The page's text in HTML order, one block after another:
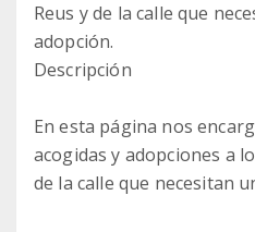
Reus y de la calle que
adopción.
Descripción
En esta página nos
acogidas y adopciones a
de la calle que necesitan